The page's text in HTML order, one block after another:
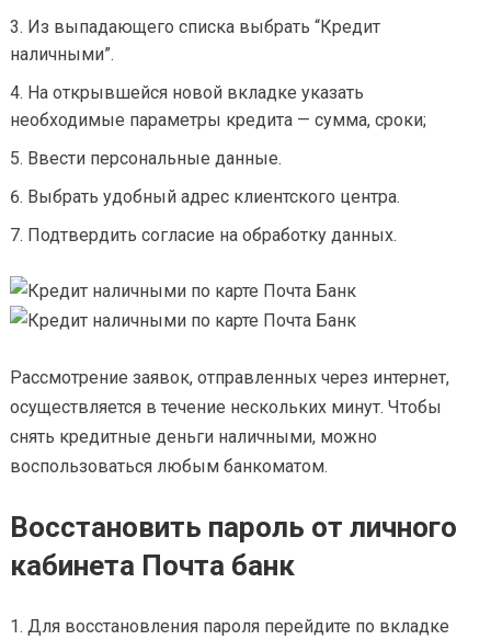
Из выпадающего списка выбрать “Кредит
наличными”.
На открывшейся новой вкладке указать
необходимые параметры кредита — сумма, сроки;
Ввести персональные данные.
Выбрать удобный адрес клиентского центра.
Подтвердить согласие на обработку данных.
Рассмотрение заявок, отправленных через интернет,
осуществляется в течение нескольких минут. Чтобы
снять кредитные деньги наличными, можно
воспользоваться любым банкоматом.
Восстановить пароль от личного
кабинета Почта банк
Для восстановления пароля перейдите по вкладке